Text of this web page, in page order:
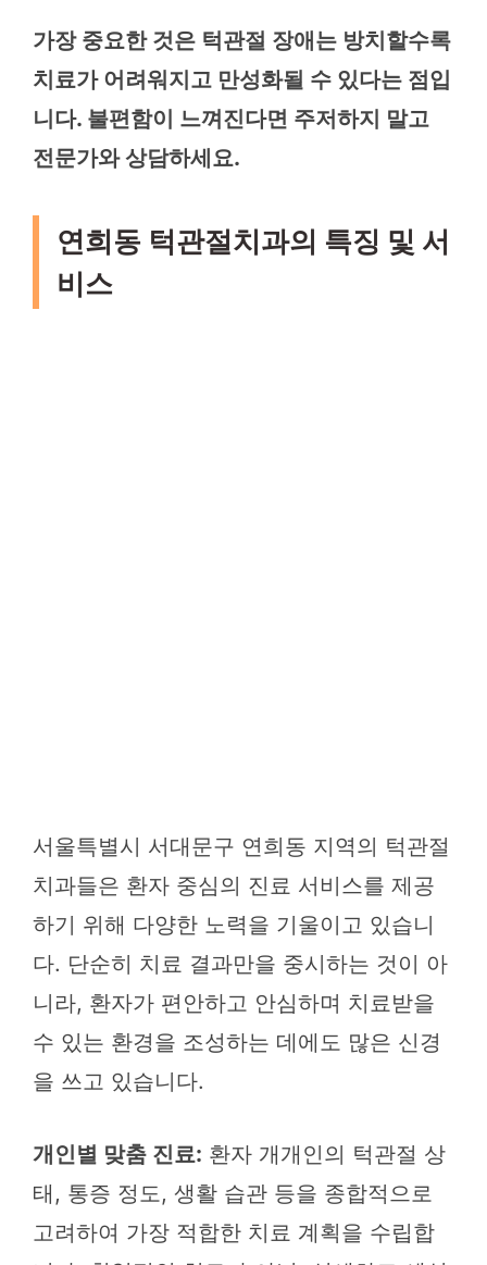
가장 중요한 것은 턱관절 장애는 방치할수록
치료가 어려워지고 만성화될 수 있다는 점입
니다. 불편함이 느껴진다면 주저하지 말고
전문가와 상담하세요.
연희동 턱관절치과의 특징 및 서
비스
서울특별시 서대문구 연희동 지역의 턱관절
치과들은 환자 중심의 진료 서비스를 제공
하기 위해 다양한 노력을 기울이고 있습니
다. 단순히 치료 결과만을 중시하는 것이 아
니라, 환자가 편안하고 안심하며 치료받을
수 있는 환경을 조성하는 데에도 많은 신경
을 쓰고 있습니다.
개인별 맞춤 진료: 환자 개개인의 턱관절 상
태, 통증 정도, 생활 습관 등을 종합적으로
고려하여 가장 적합한 치료 계획을 수립합